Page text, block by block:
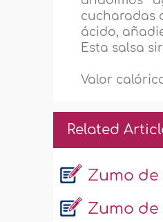
cucharadas
ácido,
Esta salsa
Valor
Related
Zumo
Zumo